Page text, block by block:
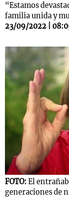
“Estamos
familia unida y
23/09/2022 |
FOTO: El
generaciones de